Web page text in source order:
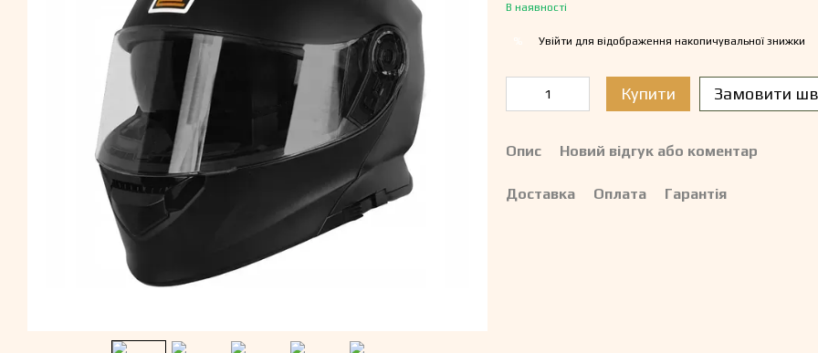
В наявності
Увійти для відображення накопичувальної знижки
Купити Замовити
Опис Новий відгук або коментар
Доставка Оплата Гарантія